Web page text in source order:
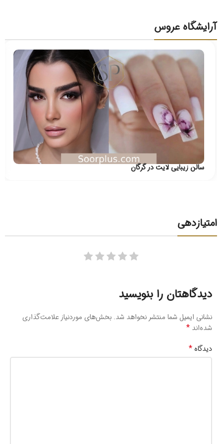
آرایشگاه عروس
سالن زیبایی لایت در گرگان
امتیازدهی
دیدگاهتان را بنویسید
نشانی ایمیل شما منتشر نخواهد شد. بخش‌های موردنیاز علامت‌گذاری
شده‌اند *
دیدگاه*